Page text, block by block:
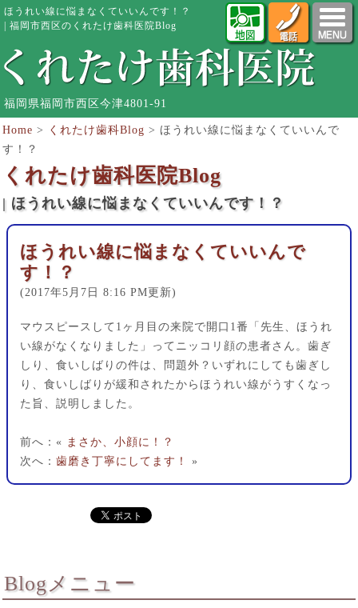
ほうれい線に悩まなくていいんです！？
| 福岡市西区のくれたけ歯科医院Blog
福岡県福岡市西区今津4801-91
Home > くれたけ歯科Blog > ほうれい線に悩まなくていいんで
す！？
くれたけ歯科医院Blog
| ほうれい線に悩まなくていいんです！？
ほうれい線に悩まなくていいんで
す！？
(2017年5月7日 8:16 PM更新)
マウスピースして1ヶ月目の来院で開口1番「先生、ほうれ
い線がなくなりました」ってニッコリ顔の患者さん。歯ぎ
しり、食いしばりの件は、問題外？いずれにしても歯ぎし
り、食いしばりが緩和されたからほうれい線がうすくなっ
た旨、説明しました。
前へ：« まさか、小顔に！？
次へ： 歯磨き丁寧にしてます！ »
Blogメニュー